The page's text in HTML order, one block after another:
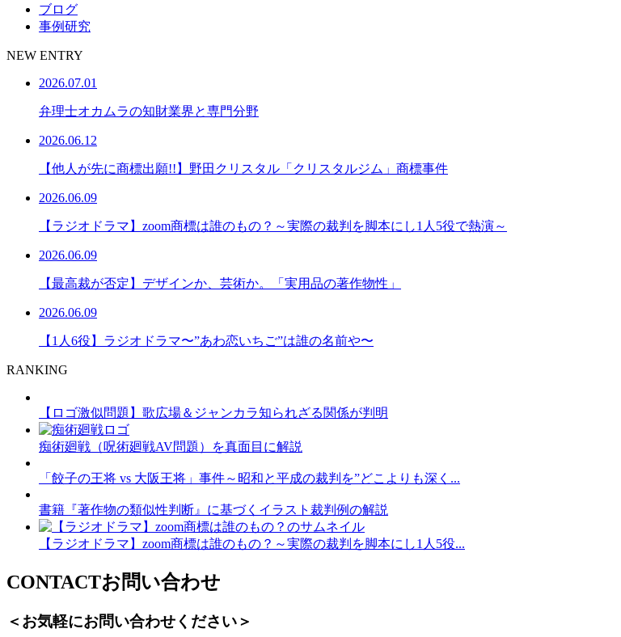
ブログ
事例研究
NEW ENTRY
2026.07.01
弁理士オカムラの知財業界と専門分野
2026.06.12
【他人が先に商標出願!!】野田クリスタル「クリスタルジム」商標事件
2026.06.09
【ラジオドラマ】zoom商標は誰のもの？～実際の裁判を脚本にし1人5役で熱演～
2026.06.09
【最高裁が否定】デザインか、芸術か。「実用品の著作物性」
2026.06.09
【1人6役】ラジオドラマ〜”あわ恋いちご”は誰の名前や〜
RANKING
【ロゴ激似問題】歌広場＆ジャンカラ知られざる関係が判明
痴術廻戦（呪術廻戦AV問題）を真面目に解説
「餃子の王将 vs 大阪王将」事件～昭和と平成の裁判を”どこよりも深く...
書籍『著作物の類似性判断』に基づくイラスト裁判例の解説
【ラジオドラマ】zoom商標は誰のもの？～実際の裁判を脚本にし1人5役...
CONTACTお問い合わせ
＜お気軽にお問い合わせください＞